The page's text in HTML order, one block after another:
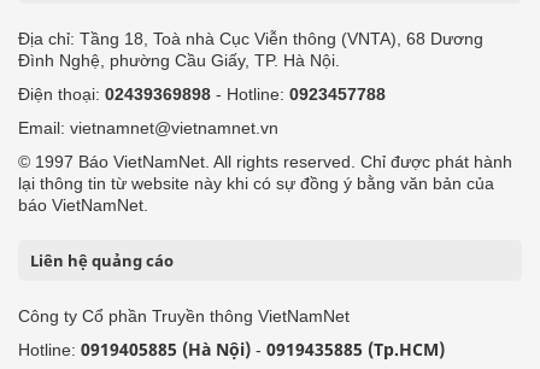
Địa chỉ: Tầng 18, Toà nhà Cục Viễn thông (VNTA), 68 Dương
Đình Nghệ, phường Cầu Giấy, TP. Hà Nội.
Điện thoại: 02439369898 - Hotline: 0923457788
Email: vietnamnet@vietnamnet.vn
© 1997 Báo VietNamNet. All rights reserved. Chỉ được phát hành
lại thông tin từ website này khi có sự đồng ý bằng văn bản của
báo VietNamNet.
Liên hệ quảng cáo
Công ty Cổ phần Truyền thông VietNamNet
Hotline: 0919405885 (Hà Nội) - 0919435885 (Tp.HCM)